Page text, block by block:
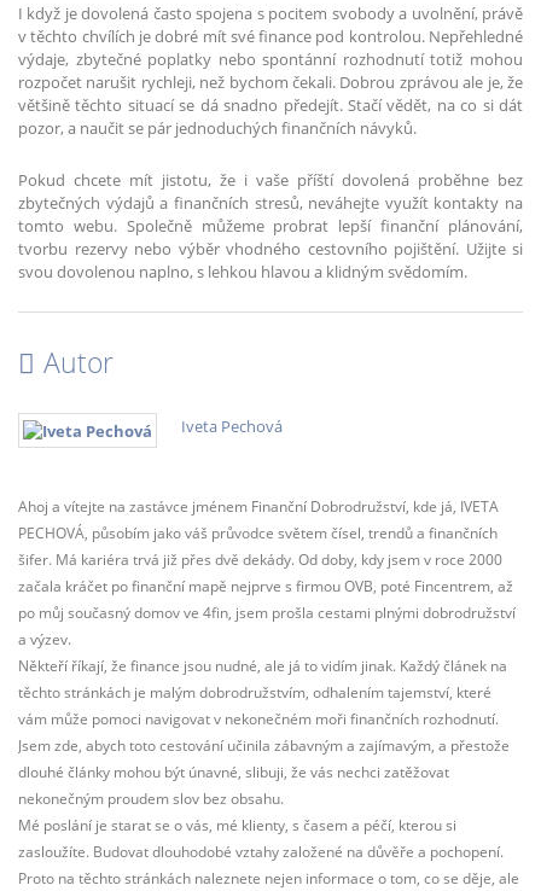
I když je dovolená často spojena s pocitem svobody a uvolnění, právě
v těchto chvílích je dobré mít své finance pod kontrolou. Nepřehledné
výdaje, zbytečné poplatky nebo spontánní rozhodnutí totiž mohou
rozpočet narušit rychleji, než bychom čekali. Dobrou zprávou ale je, že
většině těchto situací se dá snadno předejít. Stačí vědět, na co si dát
pozor, a naučit se pár jednoduchých finančních návyků.
Pokud chcete mít jistotu, že i vaše příští dovolená proběhne bez
zbytečných výdajů a finančních stresů, neváhejte využít kontakty na
tomto webu. Společně můžeme probrat lepší finanční plánování,
tvorbu rezervy nebo výběr vhodného cestovního pojištění. Užijte si
svou dovolenou naplno, s lehkou hlavou a klidným svědomím.
Autor
Iveta Pechová
Ahoj a vítejte na zastávce jménem Finanční Dobrodružství, kde já, IVETA
PECHOVÁ, působím jako váš průvodce světem čísel, trendů a finančních
šifer. Má kariéra trvá již přes dvě dekády. Od doby, kdy jsem v roce 2000
začala kráčet po finanční mapě nejprve s firmou OVB, poté Fincentrem, až
po můj současný domov ve 4fin, jsem prošla cestami plnými dobrodružství
a výzev.
Někteří říkají, že finance jsou nudné, ale já to vidím jinak. Každý článek na
těchto stránkách je malým dobrodružstvím, odhalením tajemství, které
vám může pomoci navigovat v nekonečném moři finančních rozhodnutí.
Jsem zde, abych toto cestování učinila zábavným a zajímavým, a přestože
dlouhé články mohou být únavné, slibuji, že vás nechci zatěžovat
nekonečným proudem slov bez obsahu.
Mé poslání je starat se o vás, mé klienty, s časem a péčí, kterou si
zasloužíte. Budovat dlouhodobé vztahy založené na důvěře a pochopení.
Proto na těchto stránkách naleznete nejen informace o tom, co se děje, ale